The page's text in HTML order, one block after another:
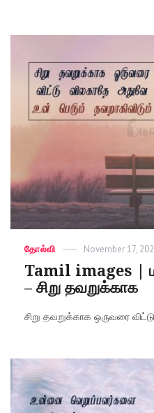
Categories
தோல்வி
Posted
November 17,
Tamil images |
– சிறு தவறுக்காக
சிறு தவறுக்காக ஒருவரை